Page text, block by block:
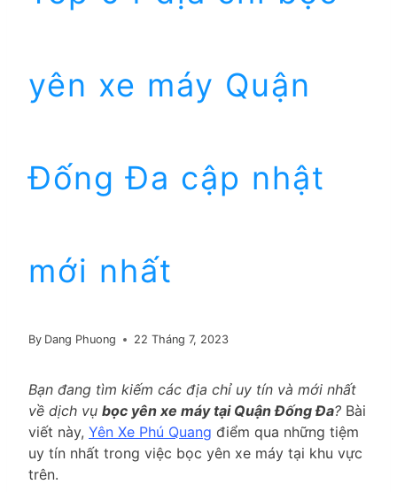
yên xe máy Quận
Đống Đa cập nhật
mới nhất
By Dang Phuong 22 Tháng 7, 2023
Bạn đang tìm kiếm các địa chỉ uy tín và mới nhất
về dịch vụ bọc yên xe máy tại Quận Đống Đa? Bài
viết này, Yên Xe Phú Quang điểm qua những tiệm
uy tín nhất trong việc bọc yên xe máy tại khu vực
trên.